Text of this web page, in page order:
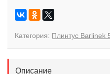
Категория: Плинтус
Описание